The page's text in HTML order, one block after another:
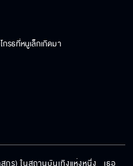
กรธที่หนูเล็กเกิดมา
ให้ใครมาทำอะไรหนูเล็กเด็ดขาด
ร) ในสถานบันเทิงแห่งหนึ่ง   เธอ